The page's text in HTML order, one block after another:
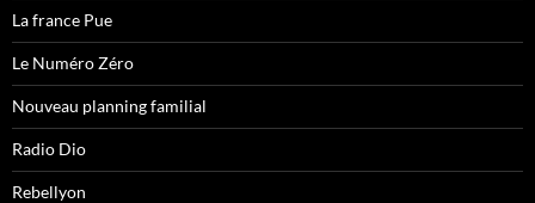
La france Pue
Le Numéro Zéro
Nouveau planning familial
Radio Dio
Rebellyon